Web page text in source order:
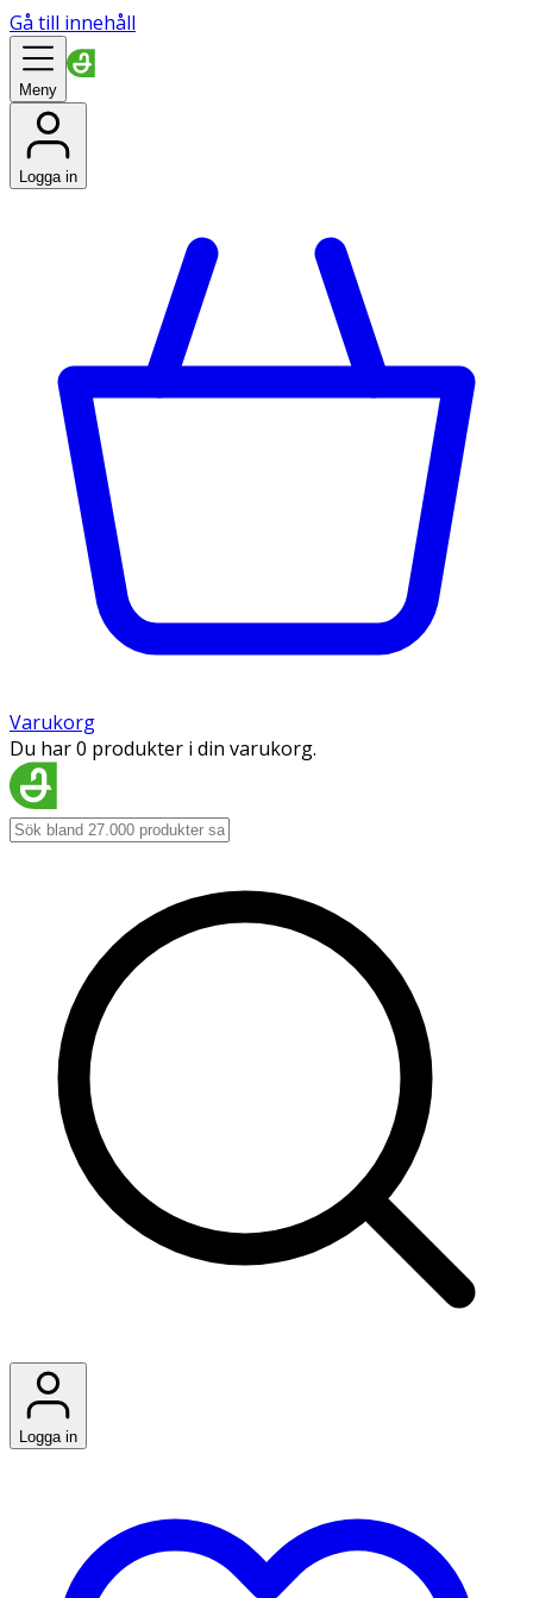
Gå till innehåll
Meny
Logga in
Varukorg
Du har 0 produkter i din varukorg.
Logga in